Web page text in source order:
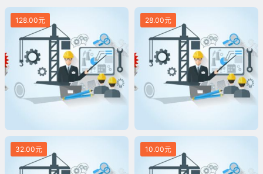
128.00元 28.00元
32.00元 10.00元